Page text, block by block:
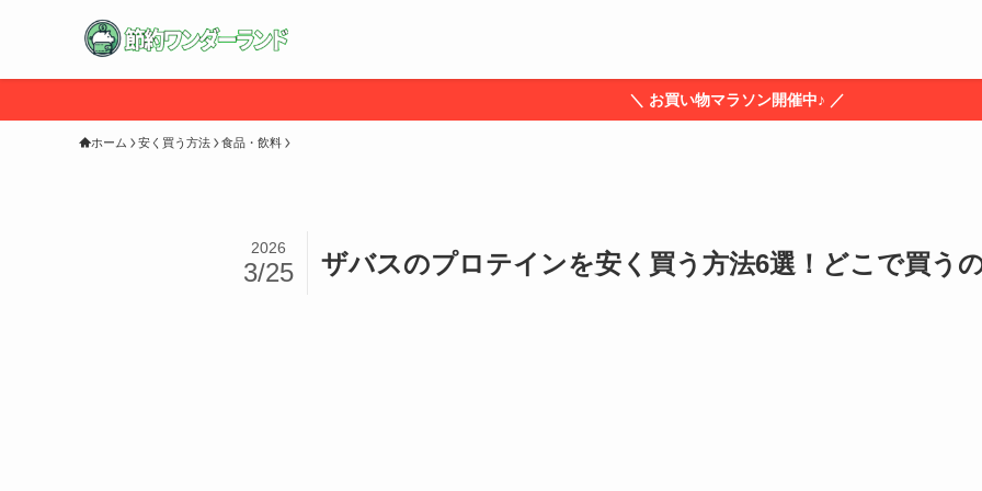
＼ お買い物マラソン開催中♪ ／
ホーム 安く買う方法 食品・飲料
ザバスのプロテインを安く買う方法6選！どこで買う
2026
3/25